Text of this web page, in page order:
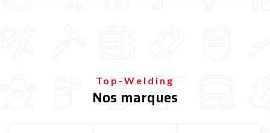
Poste à souder TELWIN
Top-Welding
Nos marques